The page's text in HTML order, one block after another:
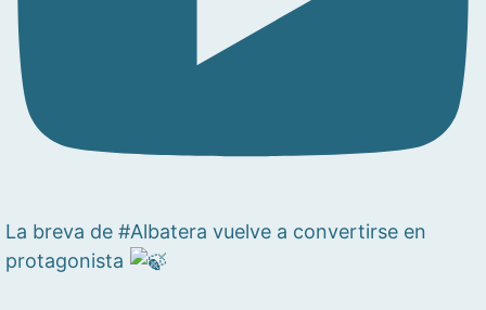
La breva de #Albatera vuelve a convertirse en
protagonista